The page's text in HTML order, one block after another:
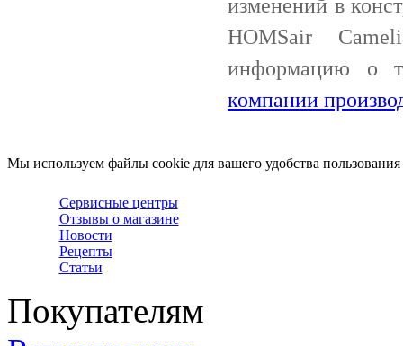
изменений в
HOMSair
информацию о
компании
Мы используем файлы cookie для вашего удобства
Сервисные центры
Отзывы о магазине
Новости
Рецепты
Статьи
Покупателям